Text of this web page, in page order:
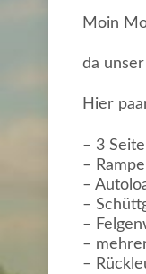
Moin
da
Hier
– 3
–
–
–
–
–
–